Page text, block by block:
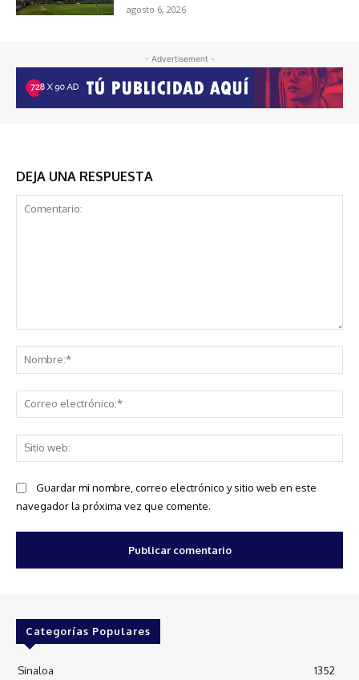
agosto 6, 2026
- Advertisement -
DEJA UNA RESPUESTA
Guardar mi nombre, correo electrónico y sitio web en este
navegador la próxima vez que comente.
Categorías Populares
Sinaloa
1352